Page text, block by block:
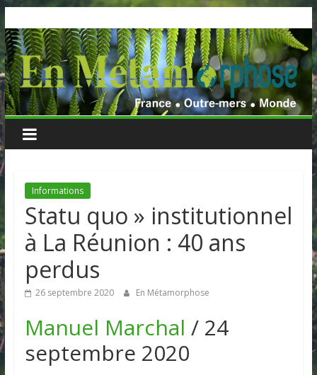
to
content
Informations
Statu quo » institutionnel
à La Réunion : 40 ans
perdus
26 septembre 2020 En Métamorphose
Manuel Marchal / 24
septembre 2020